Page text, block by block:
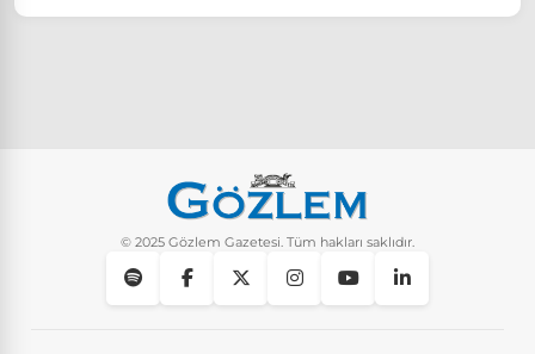
© 2025 Gözlem Gazetesi. Tüm hakları saklıdır.